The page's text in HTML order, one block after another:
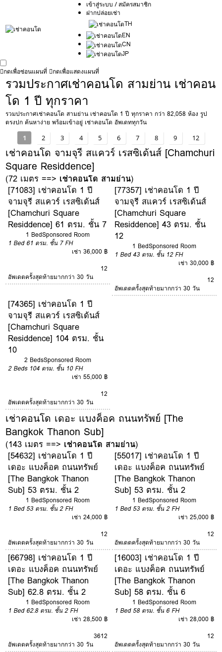
เข้าสู่ระบบ / สมัครสมาชิก
ฝากปล่อยเช่า
TH
EN
CN
JP
กดเพื่อซ่อนแผนที่
กดเพื่อแสดงแผนที่
รวมประกาศเช่าคอนโด สามย่าน เช่าคอน
โด 1 ปี ทุกราคา
รวมประกาศเช่าคอนโด สามย่าน เช่าคอนโด 1 ปี ทุกราคา กว่า 82,058 ห้อง รูป
ตรงปก ค้นหาง่าย พร้อมเข้าอยู่ เช่าคอนโด อัพเดททุกวัน
1 2 3 4 5 6 7 8 9 12
เช่าคอนโด จามจุรี สแควร์ เรสซิเด้นส์ [Chamchuri
Square Residdence]
(72 เมตร ==> เช่าคอนโด สามย่าน)
[71083] เช่าคอนโด 1 ปี
จามจุรี สแควร์ เรสซิเด้นส์
[Chamchuri Square
Residdence] 61 ตรม. ชั้น 7
1 BedSponsored Room
1 Bed 61 ตรม. ชั้น 7 FH
เช่า 36,000 ฿
12
อัพเดตครั้งสุดท้ายมากกว่า 30 วัน
[77357] เช่าคอนโด 1 ปี
จามจุรี สแควร์ เรสซิเด้นส์
[Chamchuri Square
Residdence] 43 ตรม. ชั้น
12
1 BedSponsored Room
1 Bed 43 ตรม. ชั้น 12 FH
เช่า 30,000 ฿
12
อัพเดตครั้งสุดท้ายมากกว่า 30 วัน
[74365] เช่าคอนโด 1 ปี
จามจุรี สแควร์ เรสซิเด้นส์
[Chamchuri Square
Residdence] 104 ตรม. ชั้น
10
2 BedsSponsored Room
2 Beds 104 ตรม. ชั้น 10 FH
เช่า 55,000 ฿
12
อัพเดตครั้งสุดท้ายมากกว่า 30 วัน
เช่าคอนโด เดอะ แบงค็อค ถนนทรัพย์ [The
Bangkok Thanon Sub]
(143 เมตร ==> เช่าคอนโด สามย่าน)
[54632] เช่าคอนโด 1 ปี
เดอะ แบงค็อค ถนนทรัพย์
[The Bangkok Thanon
Sub] 53 ตรม. ชั้น 2
1 BedSponsored Room
1 Bed 53 ตรม. ชั้น 2 FH
เช่า 24,000 ฿
12
อัพเดตครั้งสุดท้ายมากกว่า 30 วัน
[55017] เช่าคอนโด 1 ปี
เดอะ แบงค็อค ถนนทรัพย์
[The Bangkok Thanon
Sub] 53 ตรม. ชั้น 2
1 BedSponsored Room
1 Bed 53 ตรม. ชั้น 2 FH
เช่า 25,000 ฿
12
อัพเดตครั้งสุดท้ายมากกว่า 30 วัน
[66798] เช่าคอนโด 1 ปี
เดอะ แบงค็อค ถนนทรัพย์
[The Bangkok Thanon
Sub] 62.8 ตรม. ชั้น 2
1 BedSponsored Room
1 Bed 62.8 ตรม. ชั้น 2 FH
เช่า 28,500 ฿
3612
อัพเดตครั้งสุดท้ายมากกว่า 30 วัน
[16003] เช่าคอนโด 1 ปี
เดอะ แบงค็อค ถนนทรัพย์
[The Bangkok Thanon
Sub] 58 ตรม. ชั้น 6
1 BedSponsored Room
1 Bed 58 ตรม. ชั้น 6 FH
เช่า 28,000 ฿
12
อัพเดตครั้งสุดท้ายมากกว่า 30 วัน